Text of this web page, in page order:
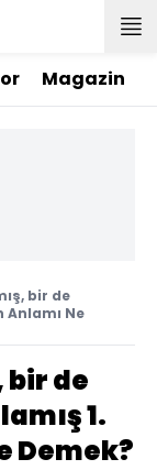
Magazin
bir de
Ne
bir de
1.
Demek?